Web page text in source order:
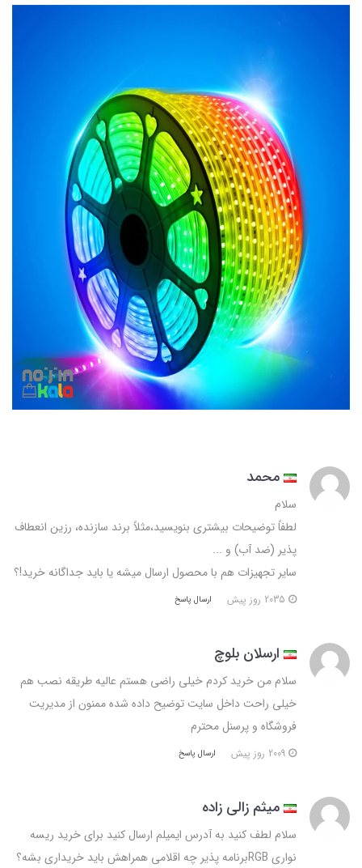
محمد
سلام
لطفاً توضیحات بیشتری بنویسید،مثلاً برند سازنده، رزین انعطاف
پذیر (ضد آب) و ...
سایر تجهیزات هم با محصول ارسال میشه یا باید جداگانه خرید!؟
ارسال پاسخ
ارسلان بلوچ
سلام من خرید کردم خیلی راضی هستم عالیه طریقه نصب هم
خیلی راحت داخل سایت توضیح داده شده ممنون از مدیریت
فروشگاه و پرسنل محترم
ارسال پاسخ
میثم زالی زاده
سلام لطف کنید به آدرس ایمیلم ارسال کنید برای خرید ریسه
نواری RGBبرنامه پذیر چه اقلامی همراهش باید خریداری بشه؟